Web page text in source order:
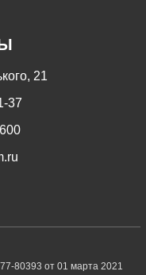
21
37
80393 от 01 марта 2021